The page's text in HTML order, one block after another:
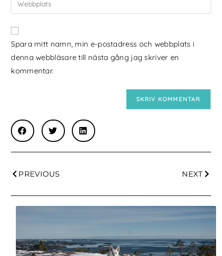
Spara mitt namn, min e-postadress och webbplats i
denna webbläsare till nästa gång jag skriver en
kommentar.
PREVIOUS NEXT